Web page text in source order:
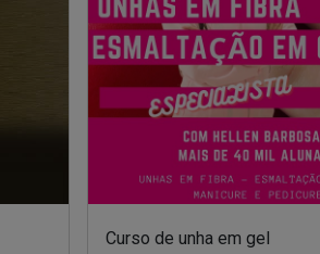
Curso de unha em gel